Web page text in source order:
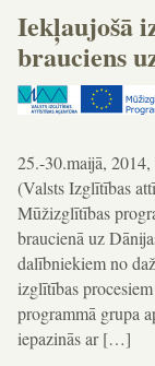
Iekļaujošā
brauciens
25.-30.maijā,
(Valsts Izglītības
Mūžizglītības
braucienā uz
dalībniekiem no
izglītības
programmā grupa
iepazinās ar […]